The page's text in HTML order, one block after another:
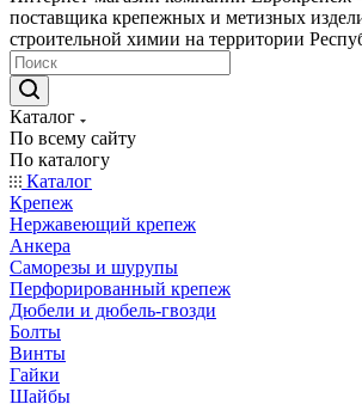
поставщика крепежных и метизных
строительной химии на территории
Каталог
По всему сайту
По каталогу
Каталог
Крепеж
Нержавеющий крепеж
Анкера
Саморезы и шурупы
Перфорированный крепеж
Дюбели и дюбель-гвозди
Болты
Винты
Гайки
Шайбы